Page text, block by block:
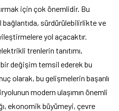
için çok önemlidir. Bu
sürdürülebilirlikte ve
yol açacaktır.
trenlerin tanıtımı,
değişim temsil ederek bu
olarak, bu gelişmelerin başarılı
modern ulaşımın önemli
ekonomik büyümeyi, çevre